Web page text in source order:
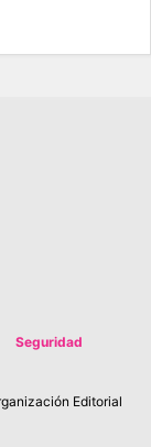
Seguridad
Editorial